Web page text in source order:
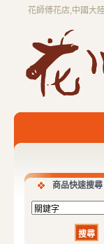
花師傅花店,中國大
商品快速搜尋